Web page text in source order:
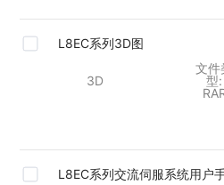
L8EC系列3D图
3D
文件
型:
L8EC系列交流伺服系统用户